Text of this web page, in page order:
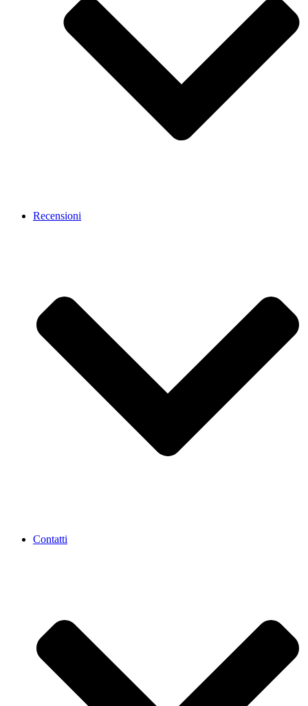
Recensioni
Contatti